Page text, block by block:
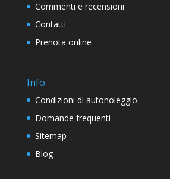
Commenti e recensioni
Contatti
Prenota online
Info
Condizioni di autonoleggio
Domande frequenti
Sitemap
Blog